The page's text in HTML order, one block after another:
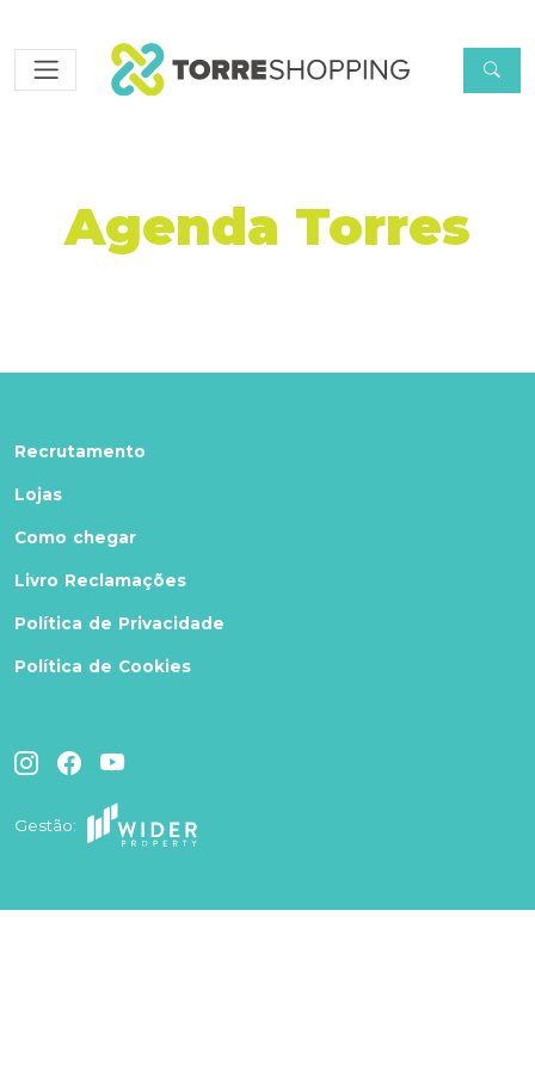
Agenda Torres
Recrutamento
Lojas
Como chegar
Livro Reclamações
Política de Privacidade
Política de Cookies
Gestão: